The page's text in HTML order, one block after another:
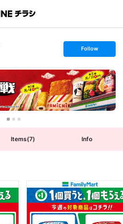
s
t
o
l
l
o
w
Follow
Items(7) Info